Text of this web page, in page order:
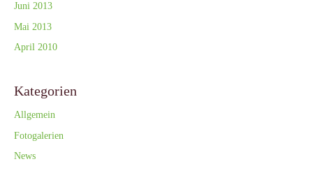
Juni 2013
Mai 2013
April 2010
Kategorien
Allgemein
Fotogalerien
News